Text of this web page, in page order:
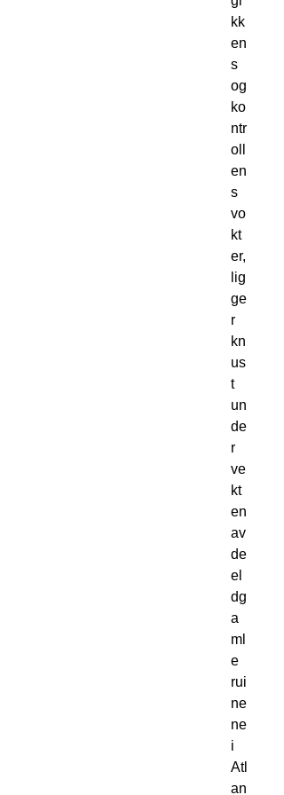
kk
en
s
og
ko
ntr
oll
en
s
vo
kt
er,
lig
ge
r
kn
us
t
un
de
r
ve
kt
en
av
de
el
dg
a
ml
e
rui
ne
ne
i
Atl
an